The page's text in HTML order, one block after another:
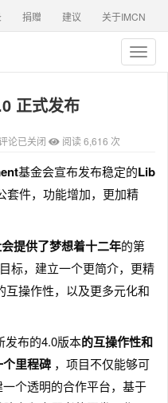
关于IMCN
建议
捐赠
T
o
a
v
i
t
i
o
n
正式发布
论已关闭 阅读 6,616 次
基金会宣布发布稳定的Lib
套件，功能增加，更加精
提供了梦想着十二年的第
标，建立一个更简介，更精
互操作性，以及更多元化和
发布的4.0版本的互操作性和
个里程碑 ，项目不仅能够可
个透明的合作平台，基于